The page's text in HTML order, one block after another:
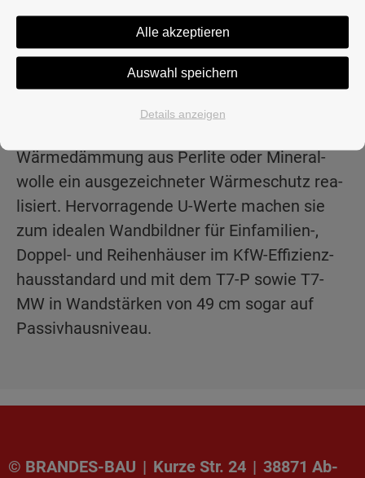
ste­hen für Wert­hal­tig­keit und her­vor­ra­gen­de
Wär­me­däm­mung und sind auch für künf­ti­ge
en­er­ge­ti­sche An­for­de­rungs­ni­veaus ge­rüs­tet.
Schon bei ein­scha­li­gem Wand­auf­bau ohne
Zu­satz­wär­me­däm­mung wird bei den Zie­geln
Wär­me­däm­mung aus Per­li­te oder Mi­ne­ral­
wol­le ein aus­ge­zeich­ne­ter Wär­me­schutz rea­
li­siert. Her­vor­ra­gen­de U-Werte ma­chen sie
zum idea­len Wand­bild­ner für Ein­fa­mi­li­en-,
Dop­pel- und Rei­hen­häu­ser im KfW-Ef­fi­zi­enz­
haus­stan­dard und mit dem T7-P sowie T7-
MW in Wand­stär­ken von 49 cm sogar auf
Pas­siv­haus­ni­veau.
© BRAN­DES-BAU | Kurze Str. 24 | 38871 Ab­
Alle akzeptieren
Auswahl speichern
Details anzeigen